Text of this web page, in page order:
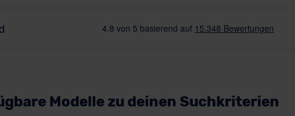
Modelle zu deinen Suchkriterien